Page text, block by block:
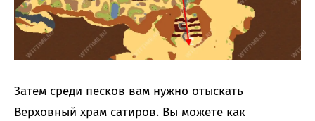
Затем среди песков вам нужно отыскать
Верховный храм сатиров. Вы можете как